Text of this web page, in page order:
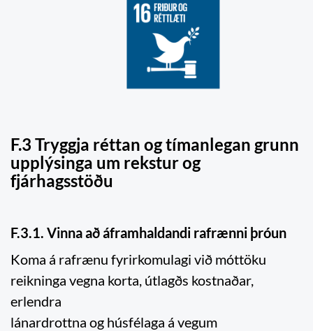
F.3 Tryggja réttan og tímanlegan grunn
upplýsinga um rekstur og
fjárhagsstöðu
F.3.1. Vinna að áframhaldandi rafrænni þróun
Koma á rafrænu fyrirkomulagi við móttöku
reikninga vegna korta, útlagðs kostnaðar,
erlendra
lánardrottna og húsfélaga á vegum